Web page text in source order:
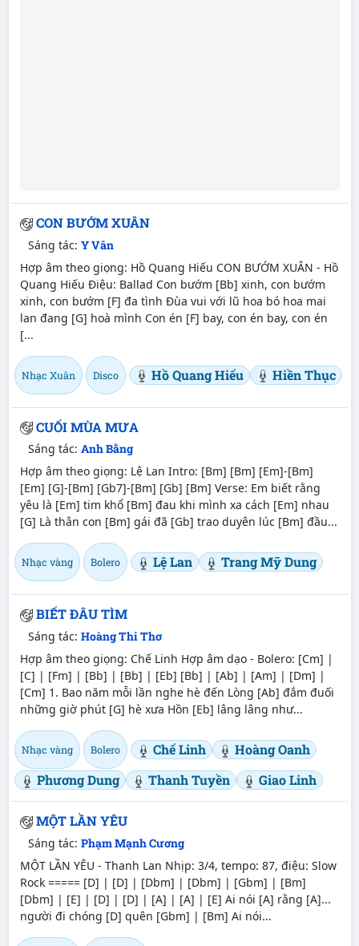
CON BƯỚM XUÂN
Sáng tác: Y Vân
Hợp âm theo giọng: Hồ Quang Hiếu CON BƯỚM XUÂN - Hồ
Quang Hiếu Điệu: Ballad Con bướm [Bb] xinh, con bướm
xinh, con bướm [F] đa tình Đùa vui với lũ hoa bó hoa mai
lan đang [G] hoà mình Con én [F] bay, con én bay, con én
[...
Nhạc Xuân Disco Hồ Quang Hiếu Hiền Thục
CUỐI MÙA MƯA
Sáng tác: Anh Bằng
Hợp âm theo giọng: Lệ Lan Intro: [Bm] [Bm] [Em]-[Bm]
[Em] [G]-[Bm] [Gb7]-[Bm] [Gb] [Bm] Verse: Em biết rằng
yêu là [Em] tim khổ [Bm] đau khi mình xa cách [Em] nhau
[G] Là thân con [Bm] gái đã [Gb] trao duyên lúc [Bm] đầu...
Nhạc vàng Bolero Lệ Lan Trang Mỹ Dung
BIẾT ĐÂU TÌM
Sáng tác: Hoàng Thi Thơ
Hợp âm theo giọng: Chế Linh Hợp âm dạo - Bolero: [Cm] |
[C] | [Fm] | [Bb] | [Bb] | [Eb] [Bb] | [Ab] | [Am] | [Dm] |
[Cm] 1. Bao năm mỗi lần nghe hè đến Lòng [Ab] đắm đuối
những giờ phút [G] hè xưa Hồn [Eb] lâng lâng như...
Nhạc vàng Bolero Chế Linh
Hoàng Oanh
Phương Dung
Thanh Tuyền Giao Linh
MỘT LẦN YÊU
Sáng tác: Phạm Mạnh Cương
MỘT LẦN YÊU - Thanh Lan Nhịp: 3/4, tempo: 87, điệu: Slow
Rock ===== [D] | [D] | [Dbm] | [Dbm] | [Gbm] | [Bm]
[Dbm] | [E] | [D] | [D] | [A] | [A] | [E] Ai nói [A] rằng [A]...
người đi chóng [D] quên [Gbm] | [Bm] Ai nói...